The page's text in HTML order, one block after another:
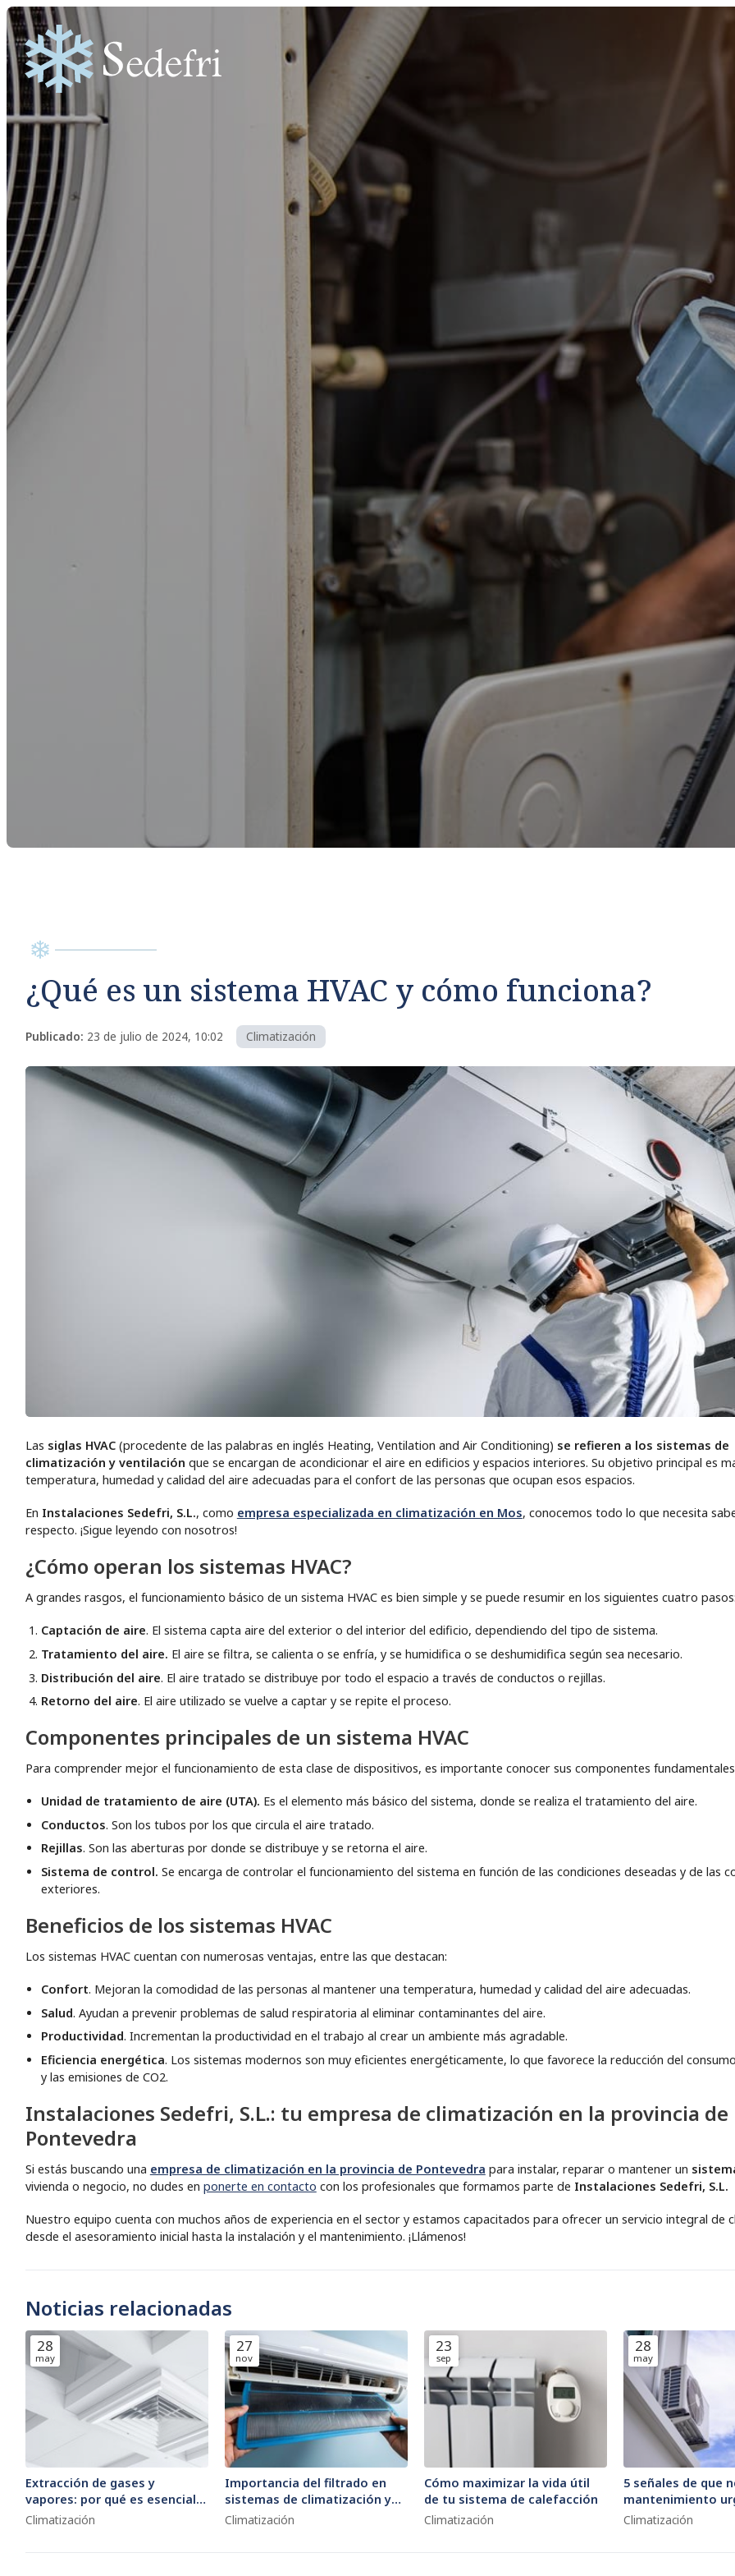
¿Qué es un sistema HVAC y cómo funciona?
Publicado: 23 de julio de 2024, 10:02 Climatización
Las siglas HVAC(procedente de las palabras en inglés Heating, Ventilation and Air Conditioning) se refieren a los sistemas de
climatización y ventilación que se encargan de acondicionar el aire en edificios y espacios interiores. Su objetivo principal es
temperatura, humedad y calidad del aire adecuadas para el confort de las personas que ocupan esos espacios.
En Instalaciones Sedefri, S.L., como empresa especializada en climatización en Mos, conocemos todo lo que necesita
respecto. ¡Sigue leyendo con nosotros!
¿Cómo operan los sistemas HVAC?
A grandes rasgos, el funcionamiento básico de un sistema HVAC es bien simple y se puede resumir en los siguientes cuatro pasos:
Captación de aire. El sistema capta aire del exterior o del interior del edificio, dependiendo del tipo de sistema.
Tratamiento del aire. El aire se filtra, se calienta o se enfría, y se humidifica o se deshumidifica según sea necesario.
Distribución del aire. El aire tratado se distribuye por todo el espacio a través de conductos o rejillas.
Retorno del aire. El aire utilizado se vuelve a captar y se repite el proceso.
Componentes principales de un sistema HVAC
Para comprender mejor el funcionamiento de esta clase de dispositivos, es importante conocer sus componentes
Unidad de tratamiento de aire (UTA). Es el elemento más básico del sistema, donde se realiza el tratamiento del aire.
Conductos. Son los tubos por los que circula el aire tratado.
Rejillas. Son las aberturas por donde se distribuye y se retorna el aire.
Sistema de control. Se encarga de controlar el funcionamiento del sistema en función de las condiciones deseadas y de las
exteriores.
Beneficios de los sistemas HVAC
Los sistemas HVAC cuentan con numerosas ventajas, entre las que destacan:
Confort. Mejoran la comodidad de las personas al mantener una temperatura, humedad y calidad del aire adecuadas.
Salud. Ayudan a prevenir problemas de salud respiratoria al eliminar contaminantes del aire.
Productividad. Incrementan la productividad en el trabajo al crear un ambiente más agradable.
Eficiencia energética. Los sistemas modernos son muy eficientes energéticamente, lo que favorece la reducción del
y las emisiones de CO2.
Instalaciones Sedefri, S.L.: tu empresa de climatización en la provincia de
Pontevedra
Si estás buscando una empresa de climatización en la provincia de Pontevedra para instalar, reparar o mantener un
vivienda o negocio, no dudes en ponerte en contacto con los profesionales que formamos parte de Instalaciones Sedefri, S.L.
Nuestro equipo cuenta con muchos años de experiencia en el sector y estamos capacitados para ofrecer un servicio integral de
desde el asesoramiento inicial hasta la instalación y el mantenimiento. ¡Llámenos!
Noticias relacionadas
28
may
Extracción de gases y
vapores: por qué es esencial
para el cumplimiento
Climatización
27
nov
Importancia del filtrado en
sistemas de climatización y
ventilación
Climatización
23
sep
Cómo maximizar la vida útil
de tu sistema de calefacción
Climatización
28
may
5 señales de que
mantenimiento
sistema de
Climatización